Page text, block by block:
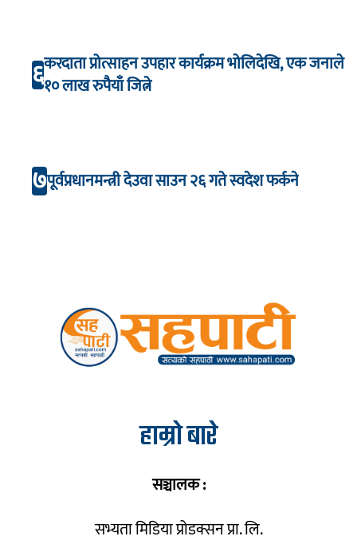
६करदाता प्रोत्साहन उपहार कार्यक्रम भाेलिदेखि, एक जनाले
१० लाख रुपैयाँ जित्ने
७पूर्वप्रधानमन्त्री देउवा साउन २६ गते स्वदेश फर्कने
हाम्रो बारे
सञ्चालक :
सभ्यता मिडिया प्रोडक्सन प्रा. लि.